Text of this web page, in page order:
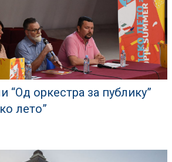
“Од оркестра за публику”
лето”